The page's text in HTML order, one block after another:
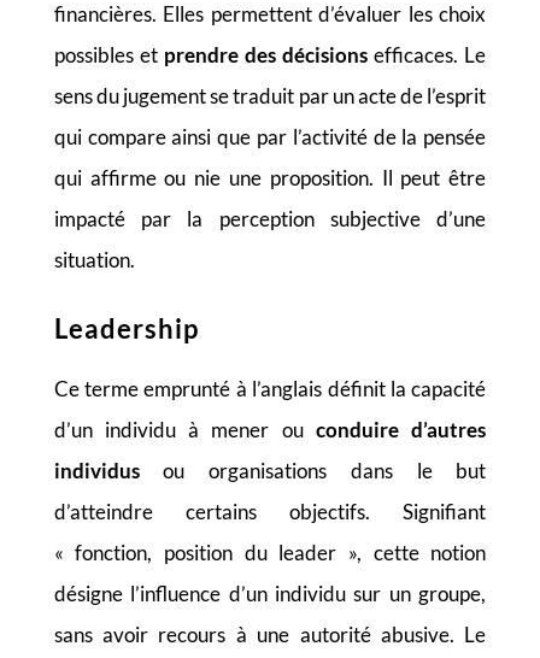
financières. Elles permettent d’évaluer les choix
possibles et prendre des décisions efficaces. Le
sens du jugement se traduit par un acte de l’esprit
qui compare ainsi que par l’activité de la pensée
qui affirme ou nie une proposition. Il peut être
impacté par la perception subjective d’une
situation.
Leadership
Ce terme emprunté à l’anglais définit la capacité
d’un individu à mener ou conduire d’autres
individusou organisations dans le but
d’atteindre certains objectifs. Signifiant
« fonction, position du leader », cette notion
désigne l’influence d’un individu sur un groupe,
sans avoir recours à une autorité abusive. Le